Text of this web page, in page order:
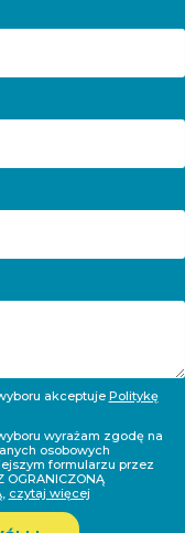
akceptuje Politykę
wyrażam zgodę na
osobowych
formularzu przez
OGRANICZONĄ
czytaj więcej